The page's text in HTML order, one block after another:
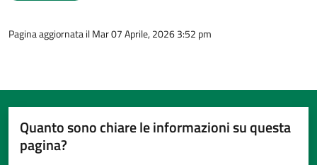
Pagina aggiornata il Mar 07 Aprile, 2026 3:52 pm
Quanto sono chiare le informazioni su questa
pagina?